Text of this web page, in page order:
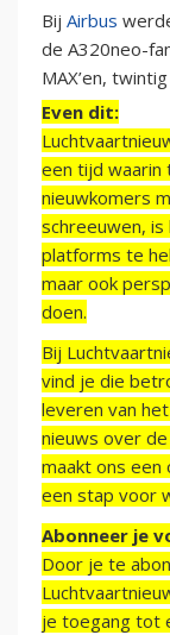
Bij Airbus
de A320neo-
MAX’en,
Even dit:
een tijd waarin
nieuwkomers
schreeuwen,
platforms te
maar ook
doen.
Bij
vind je die
leveren van
nieuws over
maakt ons
een stap voor
Abonneer je
Door je te
je toegang tot